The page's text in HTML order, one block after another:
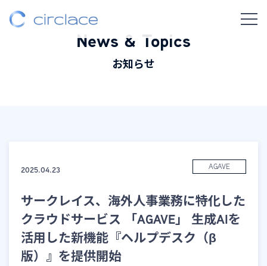
News & Topics
お知らせ
2025.04.23 AGAVE
サークレイス、海外人事業務に特化した
クラウドサービス 「AGAVE」 生成AIを
活用した新機能『ヘルプデスク（β
版）』を提供開始